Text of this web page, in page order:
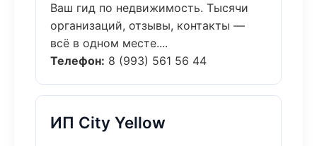
Ваш гид по недвижимость. Тысячи
организаций, отзывы, контакты —
всё в одном месте....
Телефон: 8 (993) 561 56 44
ИП City Yellow